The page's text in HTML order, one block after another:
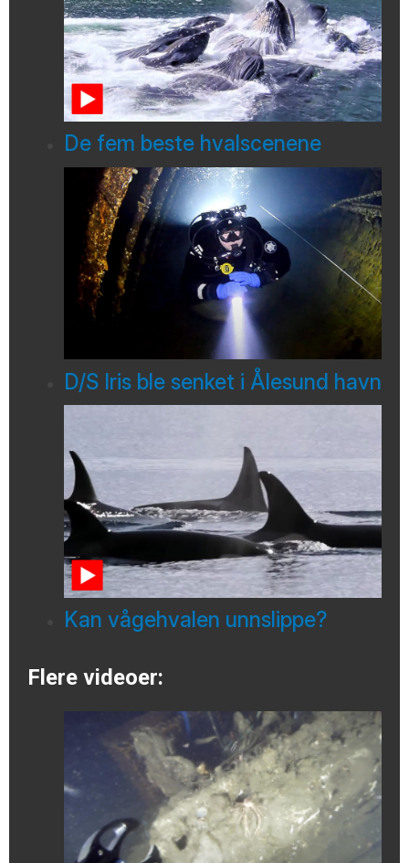
De fem beste hvalscenene
D/S Iris ble senket i Ålesund havn
Kan vågehvalen unnslippe?
Flere videoer: